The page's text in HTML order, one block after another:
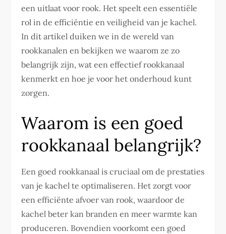
een uitlaat voor rook. Het speelt een essentiële
rol in de efficiëntie en veiligheid van je kachel.
In dit artikel duiken we in de wereld van
rookkanalen en bekijken we waarom ze zo
belangrijk zijn, wat een effectief rookkanaal
kenmerkt en hoe je voor het onderhoud kunt
zorgen.
Waarom is een goed
rookkanaal belangrijk?
Een goed rookkanaal is cruciaal om de prestaties
van je kachel te optimaliseren. Het zorgt voor
een efficiënte afvoer van rook, waardoor de
kachel beter kan branden en meer warmte kan
produceren. Bovendien voorkomt een goed